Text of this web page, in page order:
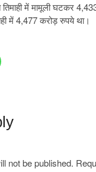
में मामूली घटकर
में 4,477 करोड़ रुपये था।
not be published.